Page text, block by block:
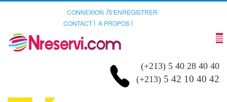
CONNEXION /S'ENREGISTRER
CONTACT
A PROPOS
(+213) 5 40 28 40 40
(+213) 5 42 10 40 42